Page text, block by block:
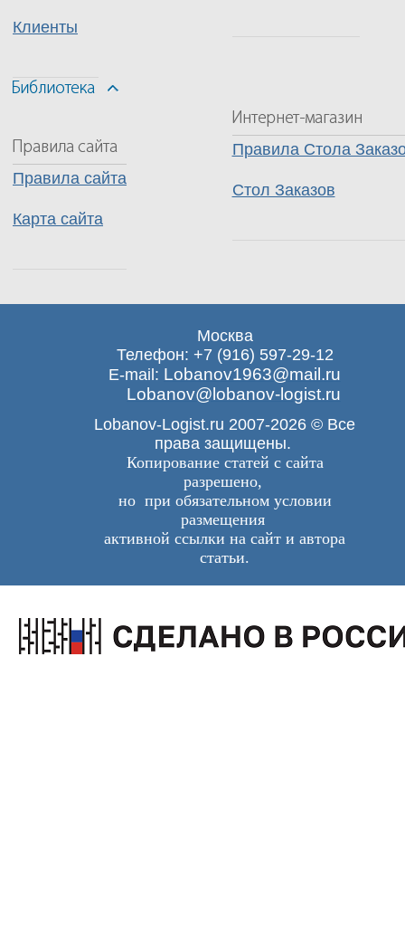
Клиенты
Правила Стола
Стол Заказов
Правила сайта
Карта сайта
Москва
Телефон: +7 (916) 597-29-12
E-mail: Lobanov1963@mail.ru
Lobanov@lobanov-logist.ru
Lobanov-Logist.ru 2007-2026 © Все
права защищены.
Копирование статей с сайта
разрешено,
но при обязательном условии
размещения
активной ссылки на сайт и автора
статьи.